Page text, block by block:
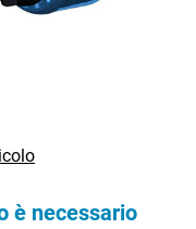
è necessario